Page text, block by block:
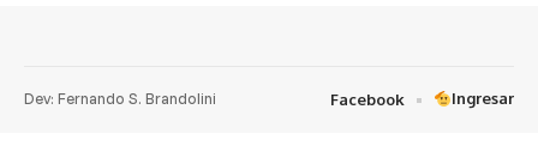
Dev: Fernando S. Brandolini Facebook Ingresar